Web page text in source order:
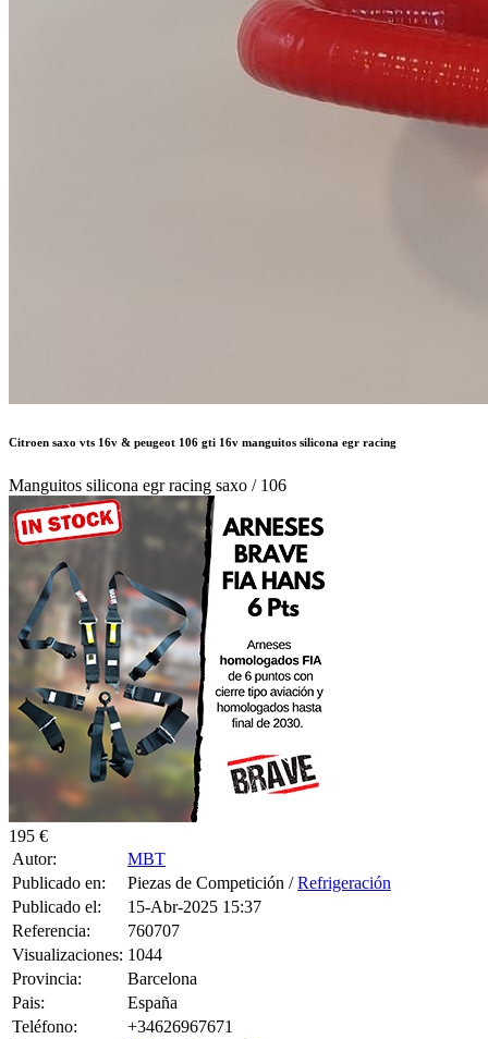
195 €
Autor:
Publicado en:
Piezas de Competición /
Publicado el:
15-Abr-2025 15:37
Referencia:
760707
Visualizaciones:
1044
Provincia:
Barcelona
Pais:
España
Teléfono:
+34626967671
Tag:
T-Shirt,Women